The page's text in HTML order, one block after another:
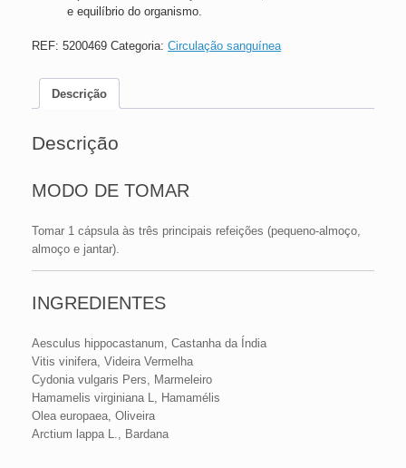
e equilíbrio do organismo.
REF: 5200469 Categoria: Circulação sanguínea
Descrição
Descrição
MODO DE TOMAR
Tomar 1 cápsula às três principais refeições (pequeno-almoço,
almoço e jantar).
INGREDIENTES
Aesculus hippocastanum, Castanha da Índia
Vitis vinifera, Videira Vermelha
Cydonia vulgaris Pers, Marmeleiro
Hamamelis virginiana L, Hamamélis
Olea europaea, Oliveira
Arctium lappa L., Bardana